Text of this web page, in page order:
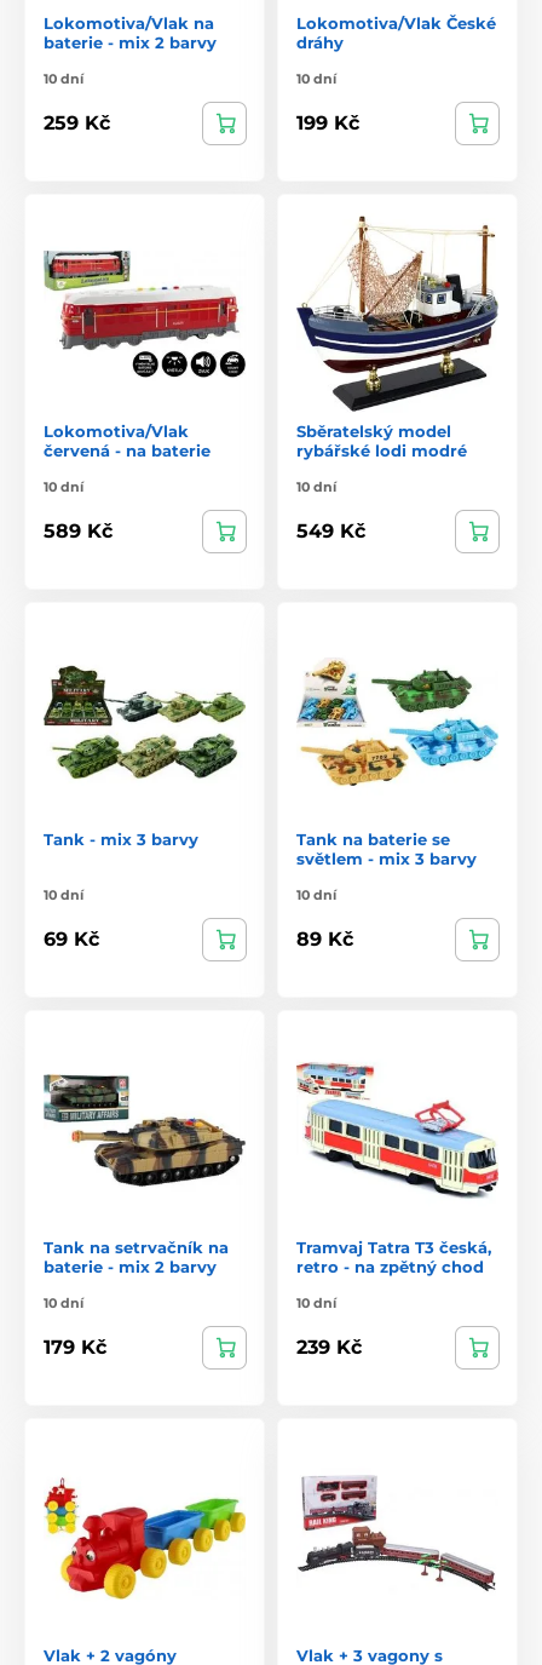
Lokomotiva/Vlak na
baterie - mix 2 barvy
10 dní
259 Kč
Lokomotiva/Vlak České
dráhy
10 dní
199 Kč
Lokomotiva/Vlak
červená - na baterie
10 dní
589 Kč
Sběratelský model
rybářské lodi modré
10 dní
549 Kč
Tank - mix 3 barvy
10 dní
69 Kč
Tank na baterie se
světlem - mix 3 barvy
10 dní
89 Kč
Tank na setrvačník na
baterie - mix 2 barvy
10 dní
179 Kč
Tramvaj Tatra T3 česká,
retro - na zpětný chod
10 dní
239 Kč
Vlak + 2 vagóny
Vlak + 3 vagony s